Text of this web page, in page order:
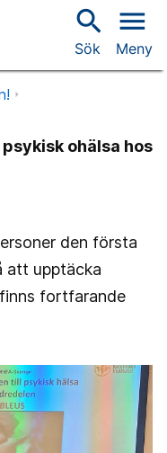
search
Sök
menu
Meny
ohälsa hos
den första
att upptäcka
fortfarande